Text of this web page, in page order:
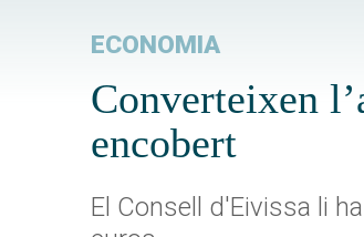
ECONOMIA
Converteixen
encobert
El Consell d'Eivissa li